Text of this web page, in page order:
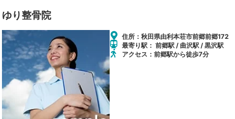
ゆり整骨院
住所：秋田県由利本荘市前郷前郷172
最寄り駅： 前郷駅 / 曲沢駅 / 黒沢駅
アクセス：前郷駅から徒歩7分